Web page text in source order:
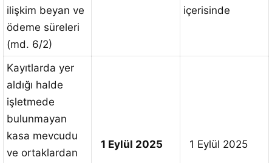
ilişkim beyan ve
ödeme süreleri
(md. 6/2)
içerisinde
Kayıtlarda yer
aldığı halde
işletmede
bulunmayan
kasa mevcudu
ve ortaklardan
1 Eylül 2025 1 Eylül 2025